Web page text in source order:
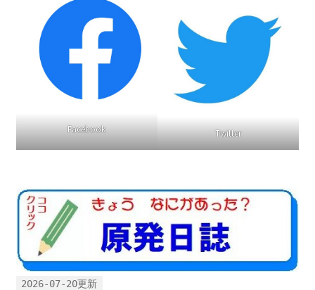
Facebook Twitter
2026-07-20更新